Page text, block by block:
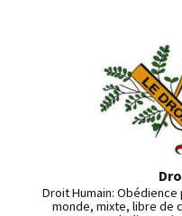
Droit Humain:
monde, mixte, libre de